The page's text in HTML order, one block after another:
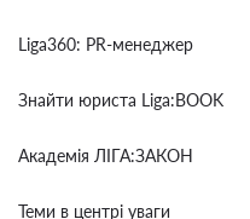
Liga360: PR-менеджер
Знайти юриста Liga:BOOK
Академія ЛІГА:ЗАКОН
Теми в центрі уваги